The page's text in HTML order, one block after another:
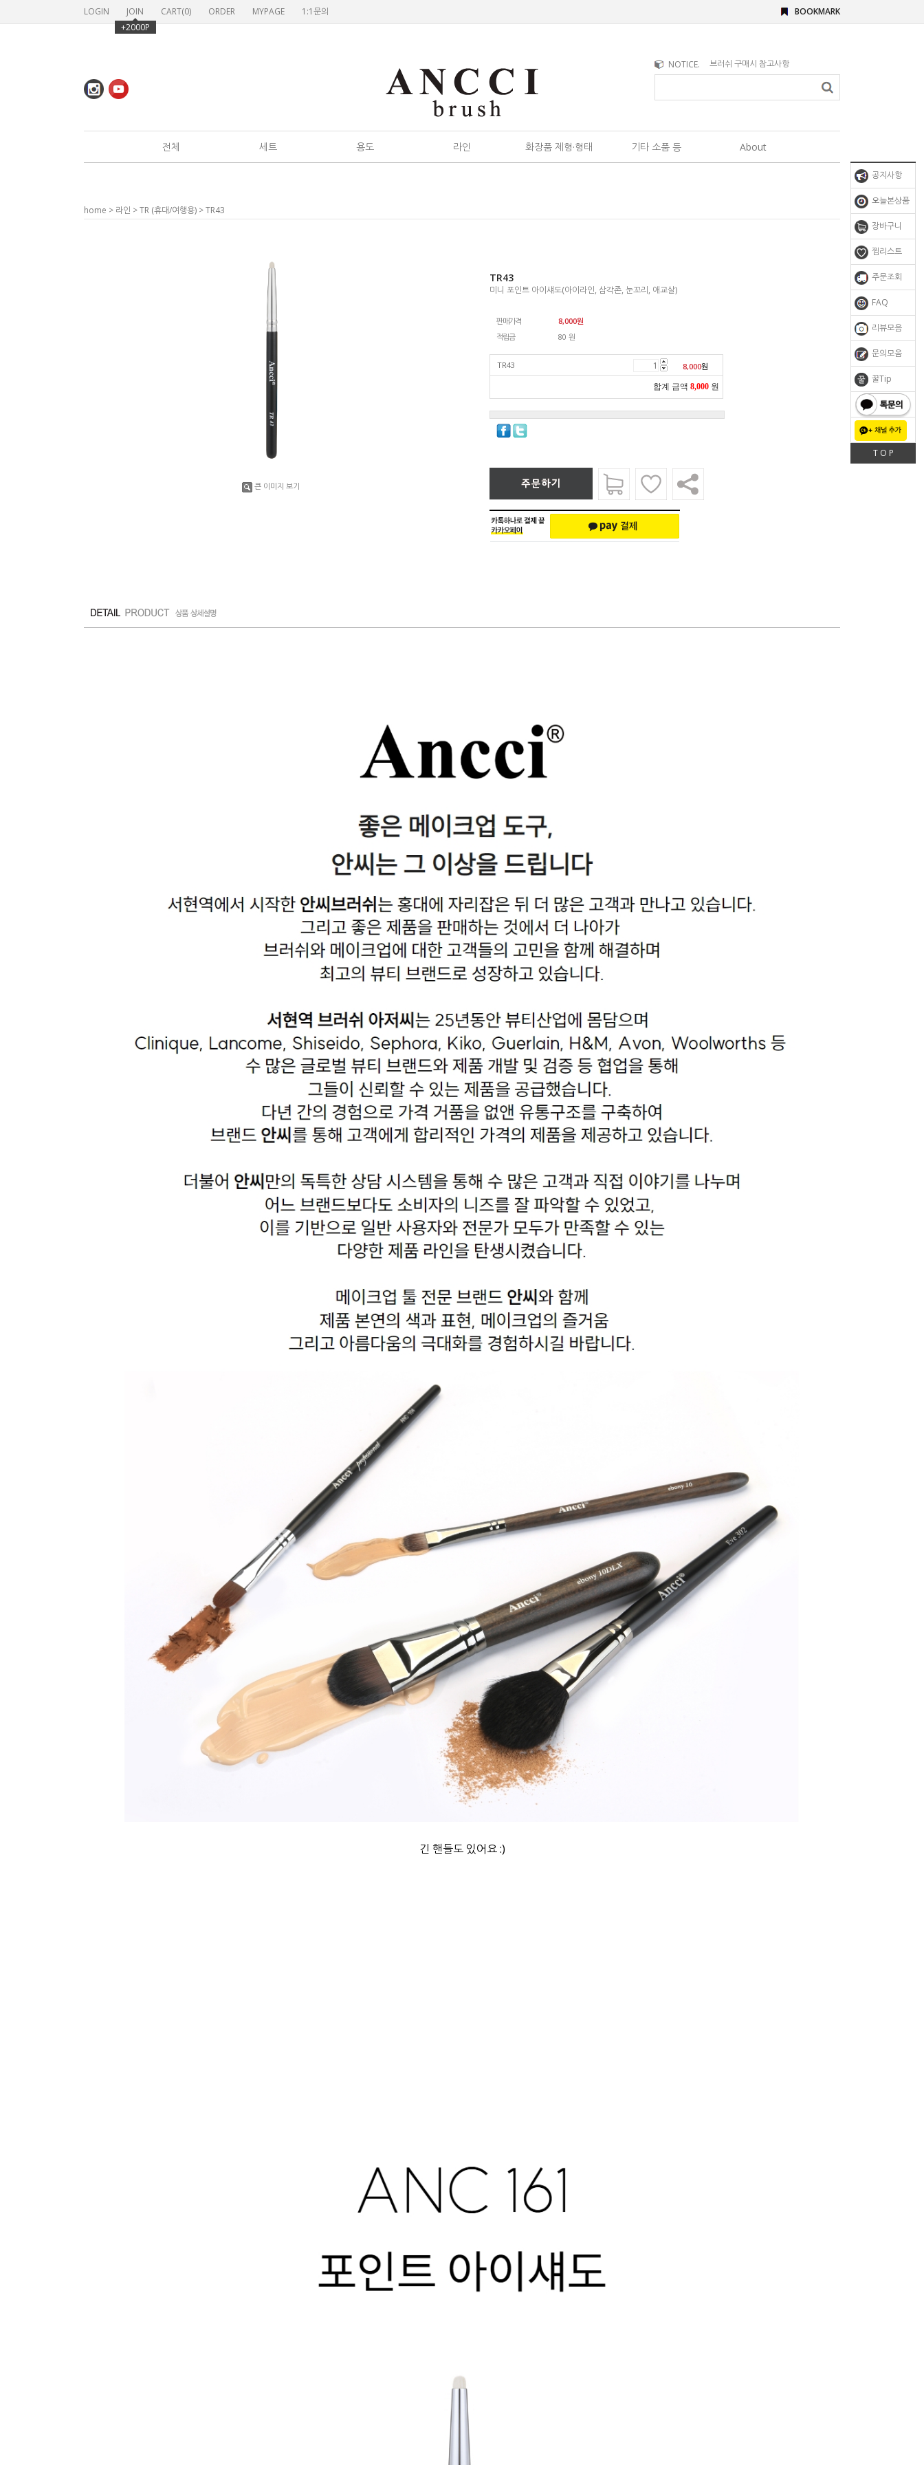
공지사항
오늘본상품
장바구니
찜리스트
주문조회
FAQ
리뷰모음
문의모음
꿀Tip
톡문의
T O P
LOGIN
JOIN
+2000P
CART(0) ORDER MYPAGE 1:1문의 BOOKMARK
NOTICE.
문의사항이 있을 때
브러쉬 구매시 참고사항
전체 세트 용도 라인 화장품 제형·형태 기타 소품 등 About
home > 라인 >TR (휴대/여행용) > TR43
큰 이미지 보기
TR43
미니 포인트 아이섀도(아이라인, 삼각존, 눈꼬리, 애교살)
판매가격 8,000원
적립금
80 원
TR43 8,000원
합계 금액 8,000 원
긴 핸들도 있어요 :)